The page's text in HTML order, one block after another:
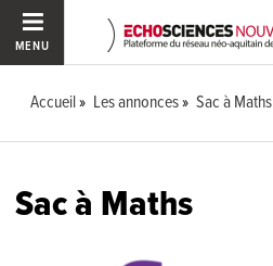
MENU
Accueil Les annonces Sac à Maths
Sac à Maths